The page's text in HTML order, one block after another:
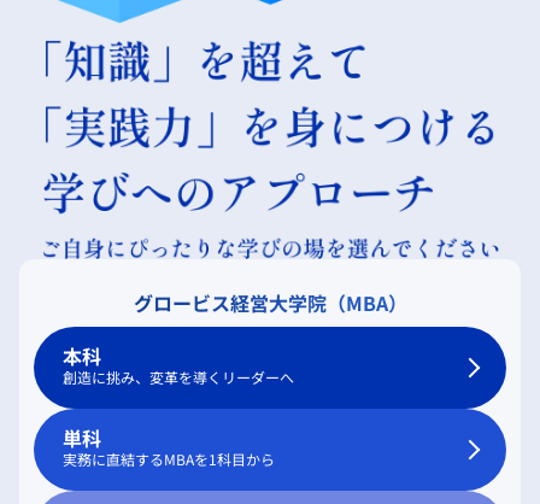
グロービス経営大学院（MBA）
本科
創造に挑み、変革を導くリーダーへ
単科
実務に直結するMBAを1科目から